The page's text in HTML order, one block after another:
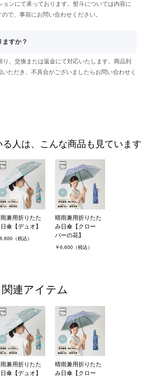
ョンにて承っております。熨斗については内容に
で、事前にお問い合わせください。
すか？
り、交換または返金にて対応いたします。商品到
ただき、不具合がございましたらお問い合わせく
人は、こんな商品も見ています
兼用折りたた
傘【デュオ】
（税込）
晴雨兼用折りたた
み日傘【クロー
バーの花】
￥6,600（税込）
関連アイテム
兼用折りたた
傘【デュオ】
晴雨兼用折りたた
み日傘【クロー